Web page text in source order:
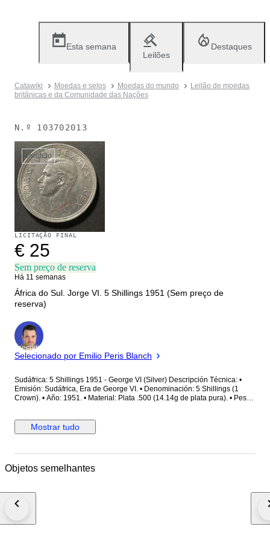
Esta semana
Leilões
Destaques
Catawiki Moedas e selos Moedas do mundo
Leilão de moedas
britânicas e da Comunidade das Nações
N.º 103702013
Vendido
LICITAÇÃO FINAL
€ 25
Sem preço de reserva
Há 11 semanas
África do Sul. Jorge VI. 5 Shillings 1951 (Sem preço de
reserva)
Especialista
Selecionado por Emilio Peris Blanch
Sudáfrica: 5 Shillings 1951 - George VI (Silver) Descripción Técnica: •
Emisión: Sudáfrica, Era de George VI. • Denominación: 5 Shillings (1
Crown). • Año: 1951. • Material: Plata .500 (14.14g de plata pura). • Peso
ejemplar con brillo de ceca original muy vivo. Relieves del icónico
Springbok y del retrato de George VI extremadamente nítidos. Sin pátina
estado.
Mostrar tudo
Objetos semelhantes